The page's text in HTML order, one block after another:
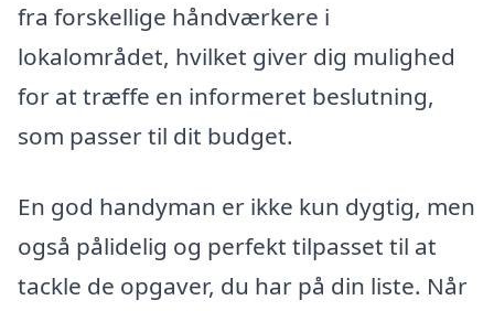
fra forskellige håndværkere i
lokalområdet, hvilket giver dig mulighed
for at træffe en informeret beslutning,
som passer til dit budget.
En god handyman er ikke kun dygtig, men
også pålidelig og perfekt tilpasset til at
tackle de opgaver, du har på din liste. Når